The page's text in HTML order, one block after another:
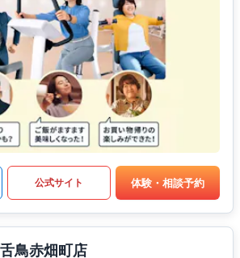
公式サイト 体験・相談予約
鳥赤畑町店